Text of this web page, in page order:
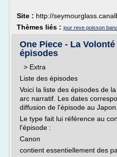
Site : http://
Thèmes liés : jour reve poisson
One Piece - La
épisodes
> Extra
Liste des épisodes
Voici la liste des épisodes de
arc narratif. Les dates
diffusion de l'épisode au Japon.
Le type fait lui référence au
l'épisode :
Canon
contient essentiellement des